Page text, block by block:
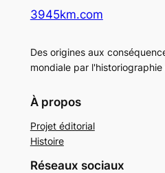
3945km.com
Des origines aux
mondiale par
À propos
Projet éditorial
Histoire
Réseaux sociaux